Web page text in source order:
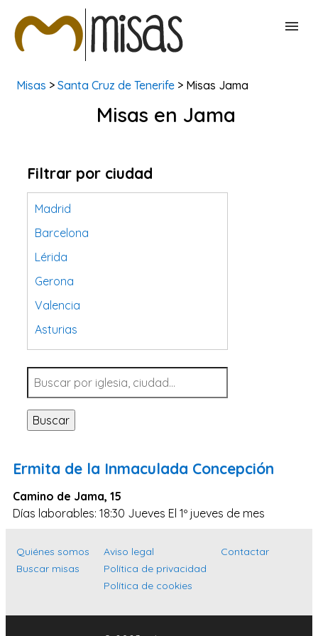
BUSCAR MISAS
Misas > Santa Cruz de Tenerife > Misas Jama
Misas en Jama
Filtrar por ciudad
Madrid
Barcelona
Lérida
Gerona
Valencia
Asturias
Tarragona
Navarra
Valladolid
Sevilla
Santa Cruz de Tenerife
Cantabria
Las Palmas
Málaga
Toledo
Buscar
Ermita de la Inmaculada Concepción
Camino de Jama, 15
Días laborables: 18:30 Jueves El 1º jueves de mes
Quiénes somos
Buscar misas
Aviso legal
Política de privacidad
Política de cookies
Contactar